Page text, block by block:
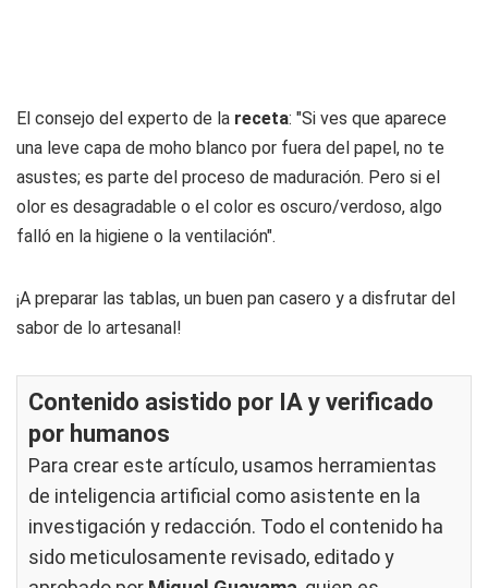
El consejo del experto de la receta: "Si ves que aparece
una leve capa de moho blanco por fuera del papel, no te
asustes; es parte del proceso de maduración. Pero si el
olor es desagradable o el color es oscuro/verdoso, algo
falló en la higiene o la ventilación".
¡A preparar las tablas, un buen pan casero y a disfrutar del
sabor de lo artesanal!
Contenido asistido por IA y verificado
por humanos
Para crear este artículo, usamos herramientas
de inteligencia artificial como asistente en la
investigación y redacción. Todo el contenido ha
sido meticulosamente revisado, editado y